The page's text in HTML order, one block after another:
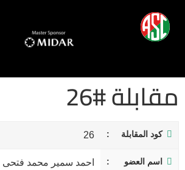
مقابلة #26
كود المقابلة 26
اسم العضو احمد سمير محمد فتحى